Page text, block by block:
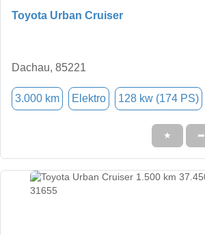
Toyota Urban Cruiser
Dachau, 85221
3.000 km Elektro 128 kw (174 PS)
★ ➦